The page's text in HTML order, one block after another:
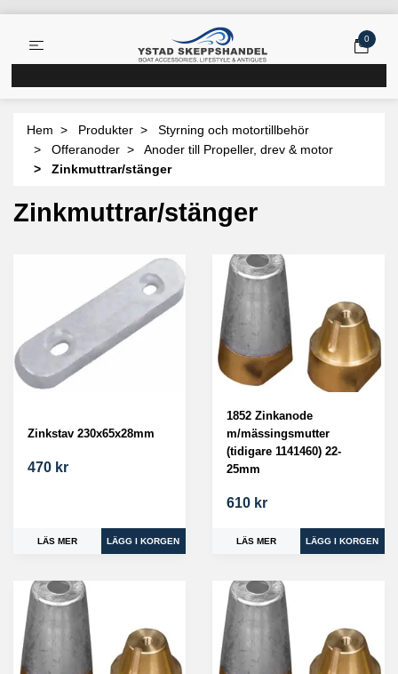
0
Hem Produkter
Styrning och motortillbehör
Offeranoder
Anoder till Propeller, drev & motor
Zinkmuttrar/stänger
Zinkmuttrar/stänger
Zinkstav 230x65x28mm
470 kr
LÄS MER
1852 Zinkanode
m/mässingsmutter
(tidigare 1141460) 22-
25mm
610 kr
LÄS MER